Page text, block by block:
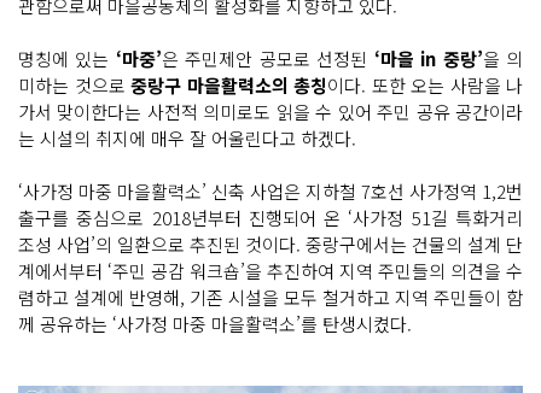
관함으로써 마을공동체의 활성화를 지향하고 있다.
명칭에 있는 ‘마중’은 주민제안 공모로 선정된 ‘마을 in 중랑’을 의
미하는 것으로 중랑구 마을활력소의 총칭이다. 또한 오는 사람을 나
가서 맞이한다는 사전적 의미로도 읽을 수 있어 주민 공유 공간이라
는 시설의 취지에 매우 잘 어울린다고 하겠다.
‘사가정 마중 마을활력소’ 신축 사업은 지하철 7호선 사가정역 1,2번
출구를 중심으로 2018년부터 진행되어 온 ‘사가정 51길 특화거리
조성 사업’의 일환으로 추진된 것이다. 중랑구에서는 건물의 설계 단
계에서부터 ‘주민 공감 워크숍’을 추진하여 지역 주민들의 의견을 수
렴하고 설계에 반영해, 기존 시설을 모두 철거하고 지역 주민들이 함
께 공유하는 ‘사가정 마중 마을활력소’를 탄생시켰다.